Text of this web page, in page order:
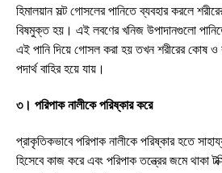
হিমালয়ান সল্ট গোসলের পানিতে ব্যবহার করলে
বিষমুক্ত হয়। এই লবণের খনিজ উপাদানগুলো
এই পানি দিয়ে গোসল করা হয় তখন শরীরের কোষ
পদার্থ বাহির হয়ে যায়।
৩। পরিপাক নালীকে পরিষ্কার করে
প্রাকৃতিকভাবে পরিপাক নালীকে পরিষ্কার হতে
হিসেবে কাজ করে এবং পরিপাক তন্ত্রের জমে থাকা